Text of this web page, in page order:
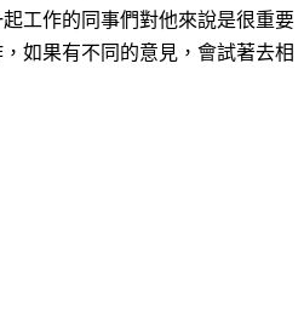
工作的同事們對他來說是很重要
如果有不同的意見，會試著去相